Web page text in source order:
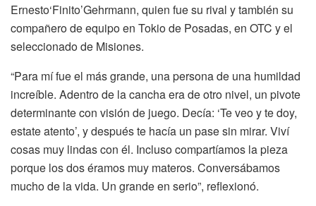
Ernesto‘Finito’Gehrmann, quien fue su rival y también su
compañero de equipo en Tokio de Posadas, en OTC y el
seleccionado de Misiones.
“Para mí fue el más grande, una persona de una humildad
increíble. Adentro de la cancha era de otro nivel, un pivote
determinante con visión de juego. Decía: ‘Te veo y te doy,
estate atento’, y después te hacía un pase sin mirar. Viví
cosas muy lindas con él. Incluso compartíamos la pieza
porque los dos éramos muy materos. Conversábamos
mucho de la vida. Un grande en serio”, reflexionó.